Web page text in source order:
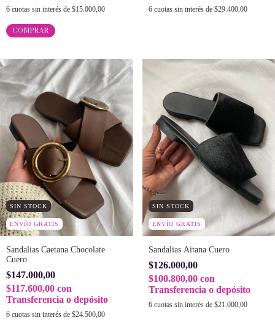
6 cuotas sin interés de $15.000,00
COMPRAR
6 cuotas sin interés de $29.400,00
SIN STOCK
ENVÍO GRATIS
Sandalias Caetana Chocolate
Cuero
$147.000,00
$117.600,00 con
Transferencia o depósito
6 cuotas sin interés de $24.500,00
SIN STOCK
ENVÍO GRATIS
Sandalias Aitana Cuero
$126.000,00
$100.800,00 con
Transferencia o depósito
6 cuotas sin interés de $21.000,00